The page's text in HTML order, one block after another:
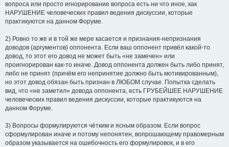
вопроса или просто игнорирование вопроса есть ни что иное, как
НАРУШЕНИЕ человеческих правил ведения дискуссии, которые
практикуются на данном Форуме.
2) Ровно то же и в той же мере касается и признания-непризнания
доводов (аргументов) оппонента. Если ваш оппонент привёл какой-то
довод, то этот его довод не может быть «не замечен» или
проигнорирован как-то иначе. Довод оппонента должен быть либо принят,
либо не принят (причём его непринятие должно быть мотивированным),
но этот довод обязан быть признан в ЛЮБОМ случае. Попытка сделать
вид, что «не заметил» довода оппонента, есть ГРУБЕЙШЕЕ НАРУШЕНИЕ
человеческих правил ведения дискуссии, которые практикуются на
данном Форуме.
3) Вопросы формулируются чётким и ясным образом. Если вопрос
сформулирован иначе и потому непонятен, вопрошающему правомерным
образом указывается на ошибочность его формулировок, и в его